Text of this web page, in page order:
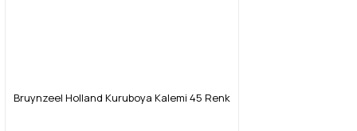
Bruynzeel Holland Kuruboya Kalemi 45 Renk